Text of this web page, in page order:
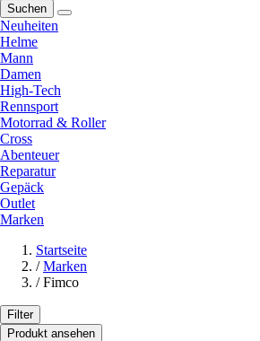
Suchen
Neuheiten
Helme
Mann
Damen
High-Tech
Rennsport
Motorrad & Roller
Cross
Abenteuer
Reparatur
Gepäck
Outlet
Marken
Startseite
/ Marken
/ Fimco
Filter
Produkt ansehen